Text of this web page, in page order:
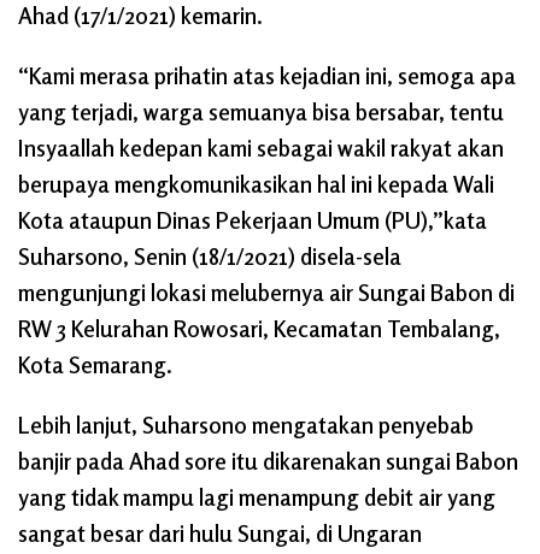
Ahad (17/1/2021) kemarin.
“Kami merasa prihatin atas kejadian ini, semoga apa
yang terjadi, warga semuanya bisa bersabar, tentu
Insyaallah kedepan kami sebagai wakil rakyat akan
berupaya mengkomunikasikan hal ini kepada Wali
Kota ataupun Dinas Pekerjaan Umum (PU),”kata
Suharsono, Senin (18/1/2021) disela-sela
mengunjungi lokasi melubernya air Sungai Babon di
RW 3 Kelurahan Rowosari, Kecamatan Tembalang,
Kota Semarang.
Lebih lanjut, Suharsono mengatakan penyebab
banjir pada Ahad sore itu dikarenakan sungai Babon
yang tidak mampu lagi menampung debit air yang
sangat besar dari hulu Sungai, di Ungaran